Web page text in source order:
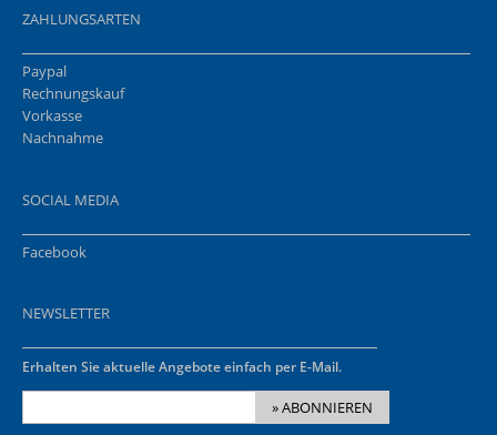
ZAHLUNGSARTEN
Paypal
Rechnungskauf
Vorkasse
Nachnahme
SOCIAL MEDIA
Facebook
NEWSLETTER
Erhalten Sie aktuelle Angebote einfach per E-Mail.
» ABONNIEREN